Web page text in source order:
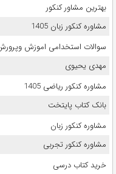
بهترین مشاور کنکور
مشاوره کنکور زبان 1405
سوالات استخدامی اموزش
مهدی یحیوی
مشاوره کنکور ریاضی 1405
بانک کتاب پایتخت
مشاوره کنکور زبان
مشاوره کنکور تجربی
خرید کتاب درسی